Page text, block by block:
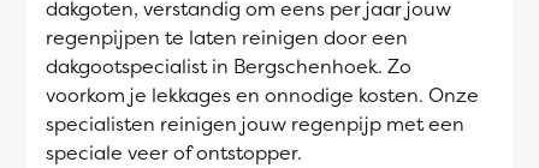
dakgoten, verstandig om eens per jaar jouw
regenpijpen te laten reinigen door een
dakgootspecialist in Bergschenhoek. Zo
voorkom je lekkages en onnodige kosten. Onze
specialisten reinigen jouw regenpijp met een
speciale veer of ontstopper.